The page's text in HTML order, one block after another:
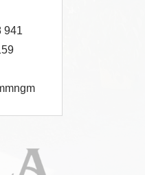
941